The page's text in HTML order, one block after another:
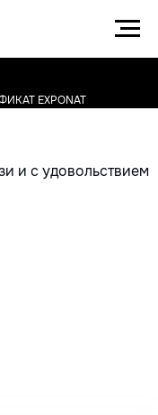
EXPONAT
и с удовольствием